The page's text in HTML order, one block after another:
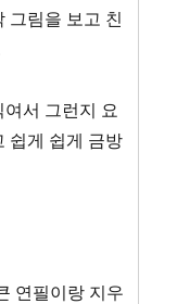
그림을 보고 친
서 그런지 요
쉽게 쉽게 금방
연필이랑 지우